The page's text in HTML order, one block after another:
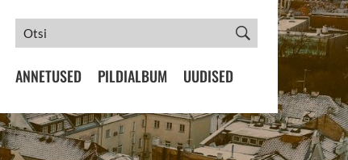
ANNETUSED PILDIALBUM UUDISED